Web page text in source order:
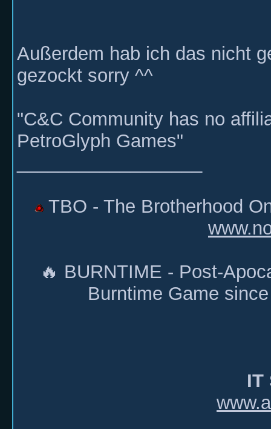
Außerdem hab ich das nicht
gezockt sorry ^^
"C&C Community has no
PetroGlyph Games"
TBO - The Brotherhood
🔥 BURNTIME - Post-
Burntime Game
IT